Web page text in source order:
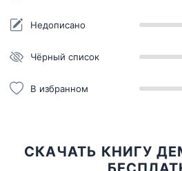
Недописано
Чёрный список
В избранном
СКАЧАТЬ КНИГУ